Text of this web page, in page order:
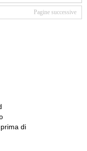
Pagine successive
di